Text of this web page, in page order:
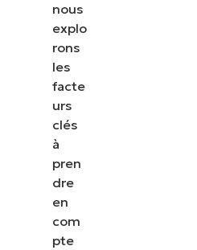
nous
explo
rons
les
facte
urs
clés
à
pren
dre
en
com
pte